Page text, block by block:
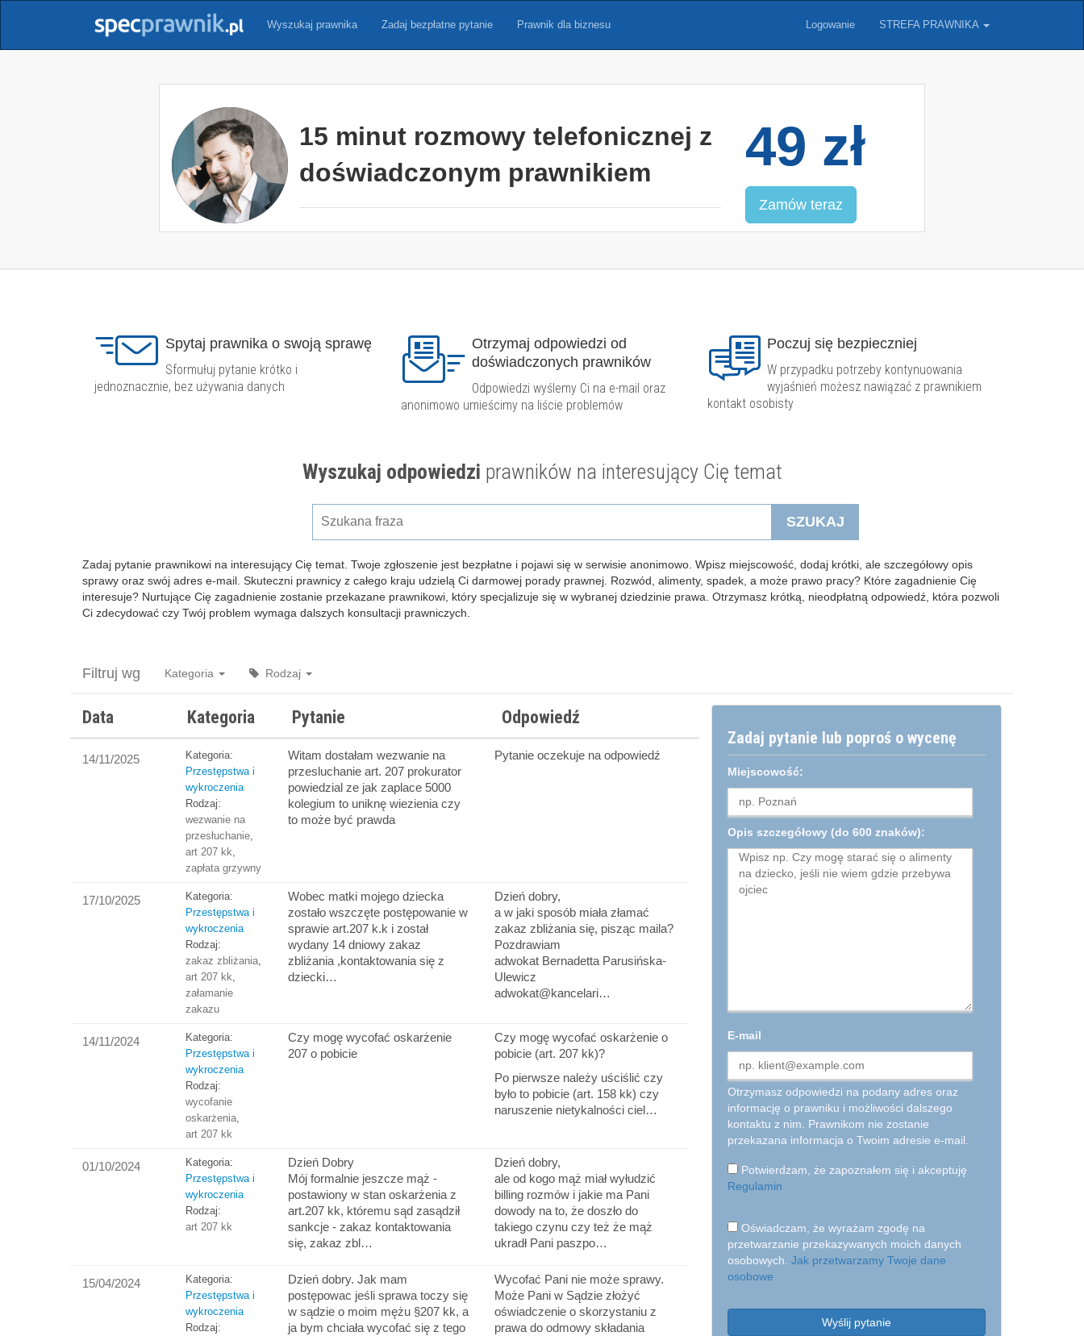
Wyszukaj prawnika Zadaj bezpłatne pytanie Prawnik dla biznesu Logowanie STREFA PRAWNIKA
15 minut rozmowy telefonicznej z
doświadczonym prawnikiem
49 zł
Zamów teraz
Spytaj prawnika o swoją sprawę
Sformułuj pytanie krótko i
jednoznacznie, bez używania danych
Otrzymaj odpowiedzi od
doświadczonych prawników
Odpowiedzi wyślemy Ci na e-mail oraz
anonimowo umieścimy na liście problemów
Poczuj się bezpieczniej
W przypadku potrzeby kontynuowania
wyjaśnień możesz nawiązać z prawnikiem
kontakt osobisty
Wyszukaj odpowiedzi prawników na interesujący Cię temat
SZUKAJ
Zadaj pytanie prawnikowi na interesujący Cię temat. Twoje zgłoszenie jest bezpłatne i pojawi się w serwisie anonimowo. Wpisz miejscowość, dodaj krótki, ale szczegółowy opis
sprawy oraz swój adres e-mail. Skuteczni prawnicy z całego kraju udzielą Ci darmowej porady prawnej. Rozwód, alimenty, spadek, a może prawo pracy? Które zagadnienie Cię
interesuje? Nurtujące Cię zagadnienie zostanie przekazane prawnikowi, który specjalizuje się w wybranej dziedzinie prawa. Otrzymasz krótką, nieodpłatną odpowiedź, która pozwoli
Ci zdecydować czy Twój problem wymaga dalszych konsultacji prawniczych.
Filtruj wg Kategoria Rodzaj
Zadaj pytanie lub poproś o wycenę
Miejscowość:
Opis szczegółowy (do 600 znaków):
E-mail
Otrzymasz odpowiedzi na podany adres oraz
informację o prawniku i możliwości dalszego
kontaktu z nim. Prawnikom nie zostanie
przekazana informacja o Twoim adresie e-mail.
Potwierdzam, że zapoznałem się i akceptuję
Regulamin
Oświadczam, że wyrażam zgodę na
przetwarzanie przekazywanych moich danych
osobowych. Jak przetwarzamy Twoje dane
osobowe
Wyślij pytanie
Data Kategoria Pytanie Odpowiedź
14/11/2025
Kategoria:
Przestępstwa i
wykroczenia
Rodzaj:
wezwanie na
przesłuchanie,
art 207 kk,
zapłata grzywny
Witam dostałam wezwanie na
przesluchanie art. 207 prokurator
powiedzial ze jak zaplace 5000
kolegium to uniknę wiezienia czy
to może być prawda
Pytanie oczekuje na odpowiedź
17/10/2025
Kategoria:
Przestępstwa i
wykroczenia
Rodzaj:
zakaz zbliżania,
art 207 kk,
załamanie
zakazu
Wobec matki mojego dziecka
zostało wszczęte postępowanie w
sprawie art.207 k.k i został
wydany 14 dniowy zakaz
zbliżania ,kontaktowania się z
dziecki…
Dzień dobry,
a w jaki sposób miała złamać
zakaz zbliżania się, pisząc maila?
Pozdrawiam
adwokat Bernadetta Parusińska-
Ulewicz
adwokat@kancelari…
14/11/2024
Kategoria:
Przestępstwa i
wykroczenia
Rodzaj:
wycofanie
oskarżenia,
art 207 kk
Czy mogę wycofać oskarżenie
207 o pobicie
Czy mogę wycofać oskarżenie o
pobicie (art. 207 kk)?
Po pierwsze należy uściślić czy
było to pobicie (art. 158 kk) czy
naruszenie nietykalności ciel…
01/10/2024
Kategoria:
Przestępstwa i
wykroczenia
Rodzaj:
art 207 kk
Dzień Dobry
Mój formalnie jeszcze mąż -
postawiony w stan oskarżenia z
art.207 kk, któremu sąd zasądził
sankcje - zakaz kontaktowania
się, zakaz zbl…
Dzień dobry,
ale od kogo mąż miał wyłudzić
billing rozmów i jakie ma Pani
dowody na to, że doszło do
takiego czynu czy też że mąż
ukradł Pani paszpo…
15/04/2024
Kategoria:
Przestępstwa i
wykroczenia
Rodzaj:
Dzień dobry. Jak mam
postępowac jeśli sprawa toczy się
w sądzie o moim mężu §207 kk, a
ja bym chciała wycofać się z tego
Wycofać Pani nie może sprawy.
Może Pani w Sądzie złożyć
oświadczenie o skorzystaniu z
prawa do odmowy składania